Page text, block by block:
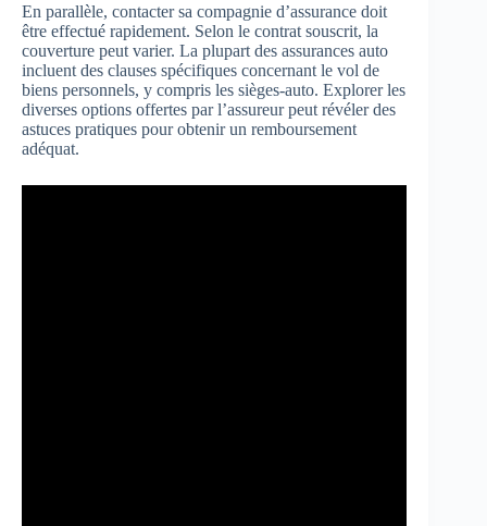
En parallèle, contacter sa compagnie d’assurance doit
être effectué rapidement. Selon le contrat souscrit, la
couverture peut varier. La plupart des assurances auto
incluent des clauses spécifiques concernant le vol de
biens personnels, y compris les sièges-auto. Explorer les
diverses options offertes par l’assureur peut révéler des
astuces pratiques pour obtenir un remboursement
adéquat.